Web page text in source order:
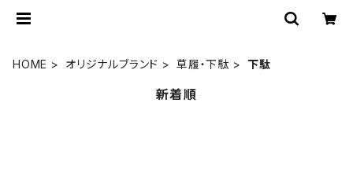
HOME オリジナルブランド 草履・下駄 下駄
新着順